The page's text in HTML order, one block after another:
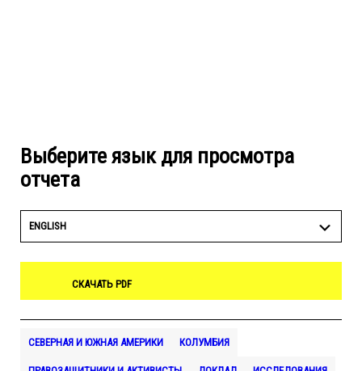
Выберите язык для просмотра
отчета
ENGLISH
СКАЧАТЬ PDF
СЕВЕРНАЯ И ЮЖНАЯ АМЕРИКИ КОЛУМБИЯ